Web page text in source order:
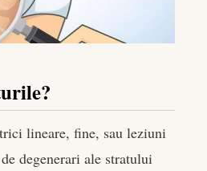
lineare, fine, sau leziuni
degenerari ale stratului